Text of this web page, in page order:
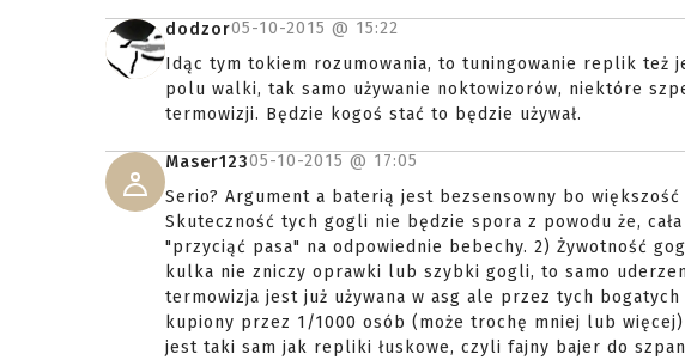
dodzor05-10-2015 @ 15:22
Idąc tym tokiem rozumowania, to tuningowanie replik też
polu walki, tak samo używanie noktowizorów, niektóre
termowizji. Będzie kogoś stać to będzie używał.
Maser12305-10-2015 @ 17:05
Serio? Argument a baterią jest bezsensowny bo
Skuteczność tych gogli nie będzie spora z powodu że,
"przyciąć pasa" na odpowiednie bebechy. 2) Żywotność
kulka nie zniczy oprawki lub szybki gogli, to samo
termowizja jest już używana w asg ale przez tych
kupiony przez 1/1000 osób (może trochę mniej lub
jest taki sam jak repliki łuskowe, czyli fajny bajer do